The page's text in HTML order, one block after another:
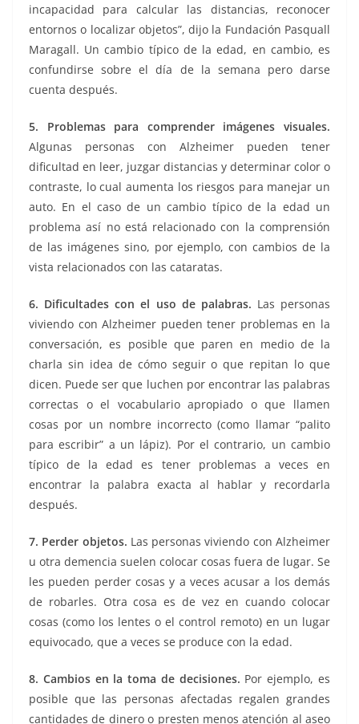
incapacidad para calcular las distancias, reconocer
entornos o localizar objetos”, dijo la Fundación Pasquall
Maragall. Un cambio típico de la edad, en cambio, es
confundirse sobre el día de la semana pero darse
cuenta después.
5. Problemas para comprender imágenes visuales.
Algunas personas con Alzheimer pueden tener
dificultad en leer, juzgar distancias y determinar color o
contraste, lo cual aumenta los riesgos para manejar un
auto. En el caso de un cambio típico de la edad un
problema así no está relacionado con la comprensión
de las imágenes sino, por ejemplo, con cambios de la
vista relacionados con las cataratas.
6. Dificultades con el uso de palabras. Las personas
viviendo con Alzheimer pueden tener problemas en la
conversación, es posible que paren en medio de la
charla sin idea de cómo seguir o que repitan lo que
dicen. Puede ser que luchen por encontrar las palabras
correctas o el vocabulario apropiado o que llamen
cosas por un nombre incorrecto (como llamar “palito
para escribir” a un lápiz). Por el contrario, un cambio
típico de la edad es tener problemas a veces en
encontrar la palabra exacta al hablar y recordarla
después.
7. Perder objetos. Las personas viviendo con Alzheimer
u otra demencia suelen colocar cosas fuera de lugar. Se
les pueden perder cosas y a veces acusar a los demás
de robarles. Otra cosa es de vez en cuando colocar
cosas (como los lentes o el control remoto) en un lugar
equivocado, que a veces se produce con la edad.
8. Cambios en la toma de decisiones. Por ejemplo, es
posible que las personas afectadas regalen grandes
cantidades de dinero o presten menos atención al aseo